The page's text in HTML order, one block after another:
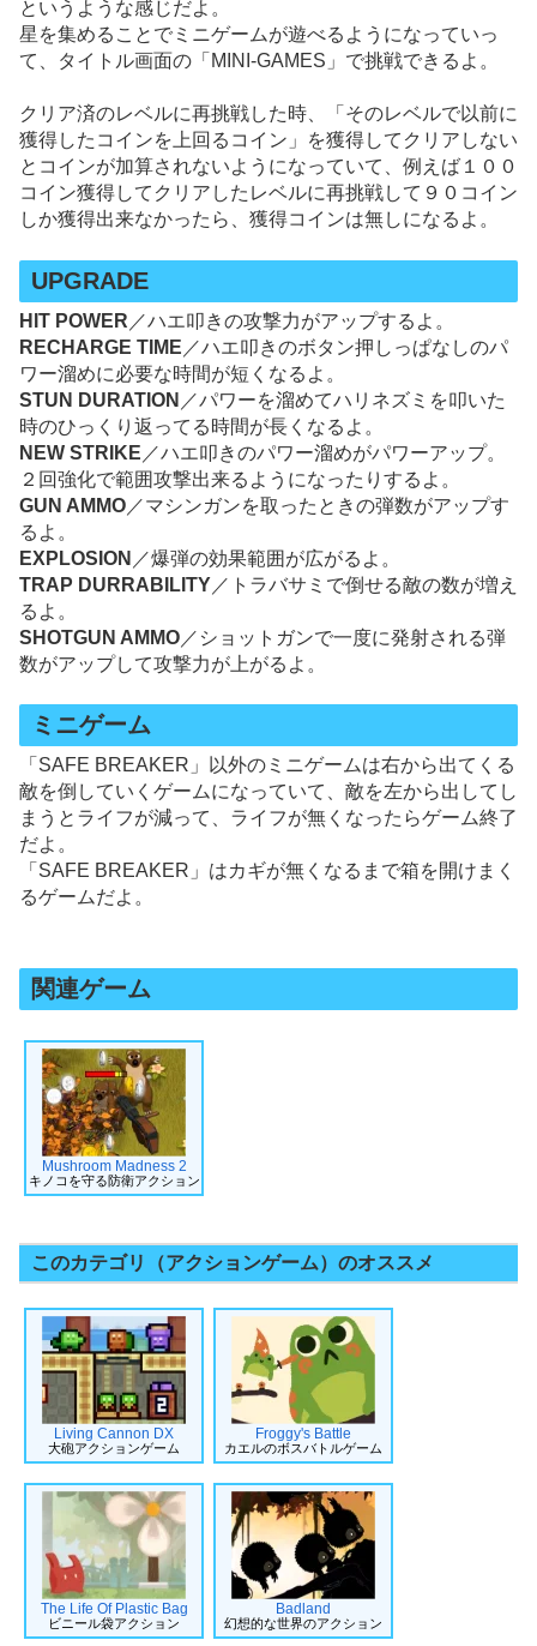
というような感じだよ。
星を集めることでミニゲームが遊べるようになっていっ
て、タイトル画面の「MINI-GAMES」で挑戦できるよ。
クリア済のレベルに再挑戦した時、「そのレベルで以前に
獲得したコインを上回るコイン」を獲得してクリアしない
とコインが加算されないようになっていて、例えば１００
コイン獲得してクリアしたレベルに再挑戦して９０コイン
しか獲得出来なかったら、獲得コインは無しになるよ。
UPGRADE
HIT POWER ／ハエ叩きの攻撃力がアップするよ。
RECHARGE TIME ／ハエ叩きのボタン押しっぱなしのパ
ワー溜めに必要な時間が短くなるよ。
STUN DURATION ／パワーを溜めてハリネズミを叩いた
時のひっくり返ってる時間が長くなるよ。
NEW STRIKE ／ハエ叩きのパワー溜めがパワーアップ。
２回強化で範囲攻撃出来るようになったりするよ。
GUN AMMO ／マシンガンを取ったときの弾数がアップす
るよ。
EXPLOSION ／爆弾の効果範囲が広がるよ。
TRAP DURRABILITY ／トラバサミで倒せる敵の数が増え
るよ。
SHOTGUN AMMO ／ショットガンで一度に発射される弾
数がアップして攻撃力が上がるよ。
ミニゲーム
「SAFE BREAKER」以外のミニゲームは右から出てくる
敵を倒していくゲームになっていて、敵を左から出してし
まうとライフが減って、ライフが無くなったらゲーム終了
だよ。
「SAFE BREAKER」はカギが無くなるまで箱を開けまく
るゲームだよ。
関連ゲーム
Mushroom Madness 2
キノコを守る防衛アクション
このカテゴリ（アクションゲーム）のオススメ
Living Cannon DX
大砲アクションゲーム
Froggy's Battle
カエルのボスバトルゲーム
The Life Of Plastic Bag
ビニール袋アクション
Badland
幻想的な世界のアクション